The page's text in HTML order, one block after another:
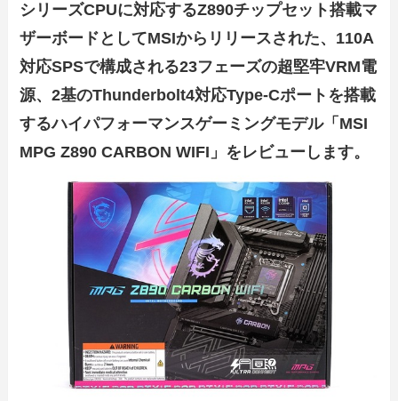
シリーズCPUに対応するZ890チップセット搭載マ
ザーボードとしてMSIからリリースされた、110A
対応SPSで構成される23フェーズの超堅牢VRM電
源、2基のThunderbolt4対応Type-Cポートを搭載
するハイパフォーマンスゲーミングモデル「MSI
MPG Z890 CARBON WIFI」をレビューします。